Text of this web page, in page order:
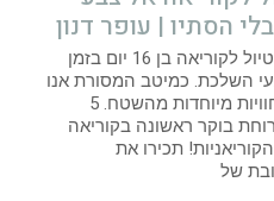
הסתיו | עופר דנון
יצאנו למסע מעמיק, טיול לקוריאה בן 16 יום בזמן
השלכת. כמיטב המסורת אנו
מעדכנים בתמונות וחוויות מיוחדות מהשטח. 5
2013 – ארוחת בוקר ראשונה בקוריאה
תכירו את
של